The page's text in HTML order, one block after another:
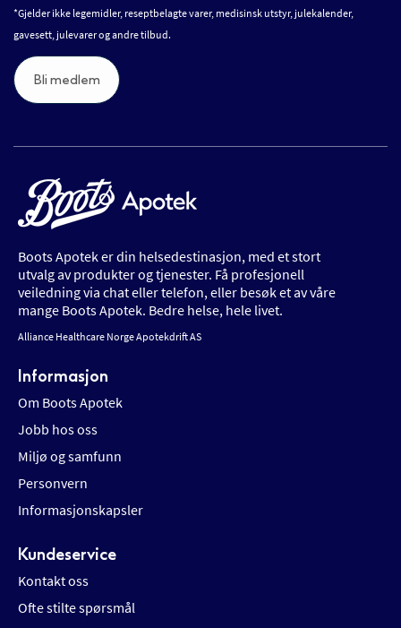
*Gjelder ikke legemidler, reseptbelagte varer, medisinsk utstyr, julekalender,
gavesett, julevarer og andre tilbud.
Bli medlem
Boots Apotek er din helsedestinasjon, med et stort
utvalg av produkter og tjenester. Få profesjonell
veiledning via chat eller telefon, eller besøk et av våre
mange Boots Apotek. Bedre helse, hele livet.
Alliance Healthcare Norge Apotekdrift AS
Informasjon
Om Boots Apotek
Jobb hos oss
Miljø og samfunn
Personvern
Informasjonskapsler
Kundeservice
Kontakt oss
Ofte stilte spørsmål